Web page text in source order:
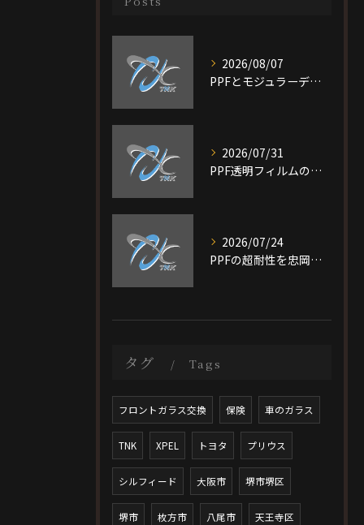
2026/08/07
PPFとモジュラーデザイン施工を大阪府大阪市旭区で選ぶ際の比較ポイントと最適なプラン選び完全ガイド
2026/07/31
PPF透明フィルムの特徴と費用相場を短時間で理解し愛車を守る選び方ガイド
2026/07/24
PPFの超耐性を忠岡町で実現する大阪府泉北郡で後悔しない施工ガイド
タグ Tags
フロントガラス交換 保険 車のガラス
TNK XPEL トヨタ プリウス
シルフィード 大阪市 堺市堺区
堺市 枚方市 八尾市 天王寺区